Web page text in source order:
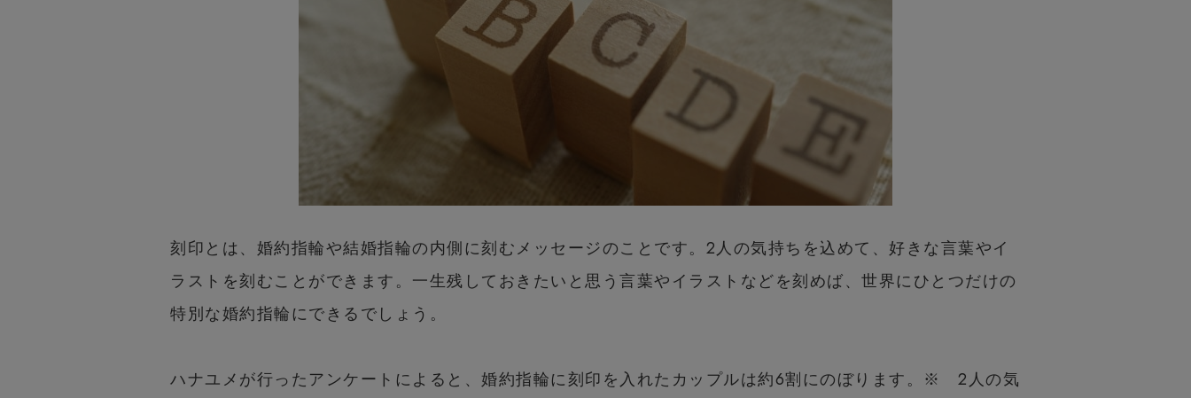
刻印とは、婚約指輪や結婚指輪の内側に刻むメッセージのことです。2人の気持ちを込めて、好きな言葉やイ
ラストを刻むことができます。一生残しておきたいと思う言葉やイラストなどを刻めば、世界にひとつだけの
特別な婚約指輪にできるでしょう。
ハナユメが行ったアンケートによると、婚約指輪に刻印を入れたカップルは約6割にのぼります。※ 2人の気